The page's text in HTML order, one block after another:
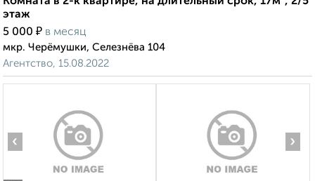
этаж
5 000 ₽ в месяц
мкр. Черёмушки, Селезнёва 104
Агентство, 15.08.2022
‹ ›